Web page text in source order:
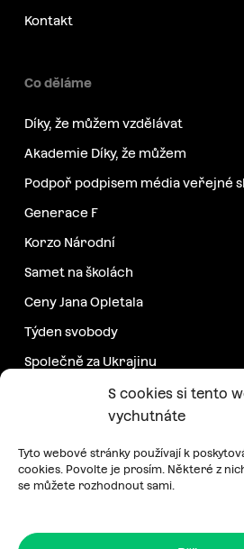
S cookies si tento
vychutnáte
Tyto webové stránky používají k
cookies. Povolte je prosím. Některé z
se můžete rozhodnout sami.
Kontakt
Co děláme
Díky, že můžem vzdělávat
Akademie Díky, že můžem
Podpoř podpisem média veřejné
Generace F
Korzo Národní
Samet na školách
Ceny Jana Opletala
Týden svobody
Společně za Ukrajinu
Další projekty
Podpořte nás
Pravidelná podpora